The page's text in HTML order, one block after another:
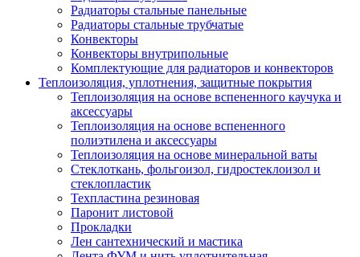
Радиаторы стальные панельные
Радиаторы стальные трубчатые
Конвекторы
Конвекторы внутрипольные
Комплектующие для радиаторов и конвекторов
Теплоизоляция, уплотнения, защитные покрытия
Теплоизоляция на основе вспененного каучука и
аксессуары
Теплоизоляция на основе вспененного
полиэтилена и аксессуары
Теплоизоляция на основе минеральной ваты
Стеклоткань, фольгоизол, гидростеклоизол и
стеклопластик
Техпластина резиновая
Паронит листовой
Прокладки
Лен сантехнический и мастика